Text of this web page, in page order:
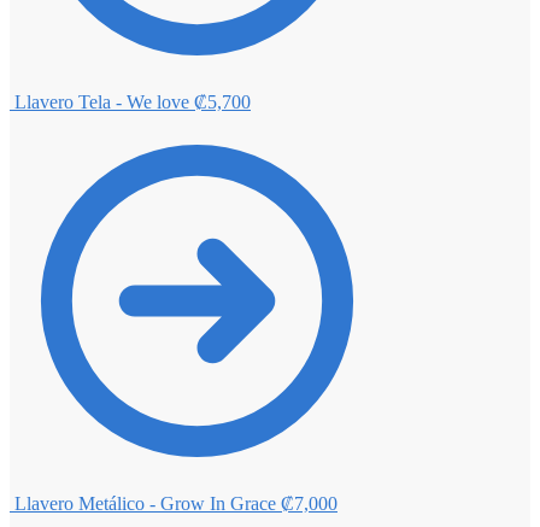
Llavero Tela - We love ₡5,700
Llavero Metálico - Grow In Grace ₡7,000